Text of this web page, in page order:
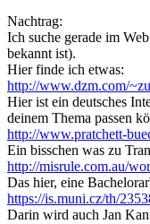
Nachtrag:
Ich suche gerade im
bekannt ist).
Hier finde ich etwas:
http://www.dzm.com/
Hier ist ein deutsches
deinem Thema passen
http://www.pratchett-
Ein bisschen was zu
http://misrule.com.au/
Das hier, eine
https://is.muni.cz/th/
Darin wird auch Jan